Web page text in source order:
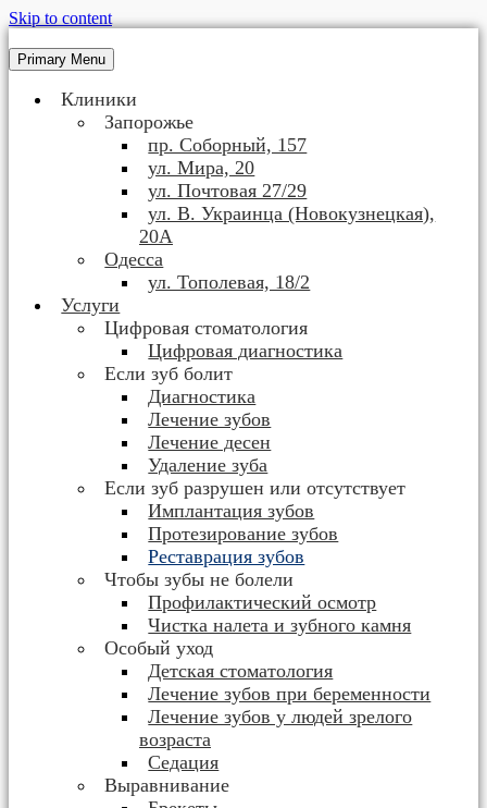
Skip to content
Primary Menu
Клиники
Запорожье
пр. Соборный, 157
ул. Мира, 20
ул. Почтовая 27/29
ул. В. Украинца (Новокузнецкая),
20А
Одесса
ул. Тополевая, 18/2
Услуги
Цифровая стоматология
Цифровая диагностика
Если зуб болит
Диагностика
Лечение зубов
Лечение десен
Удаление зуба
Если зуб разрушен или отсутствует
Имплантация зубов
Протезирование зубов
Реставрация зубов
Чтобы зубы не болели
Профилактический осмотр
Чистка налета и зубного камня
Особый уход
Детская стоматология
Лечение зубов при беременности
Лечение зубов у людей зрелого
возраста
Седация
Выравнивание